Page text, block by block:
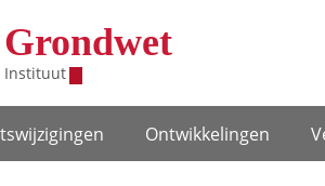
Instituut
Ontwikke­lingen